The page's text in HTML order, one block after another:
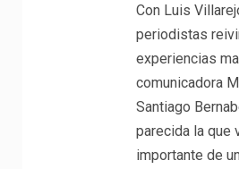
Con Luis
periodistas
experiencias
comunicadora
Santiago
parecida la que
importante de